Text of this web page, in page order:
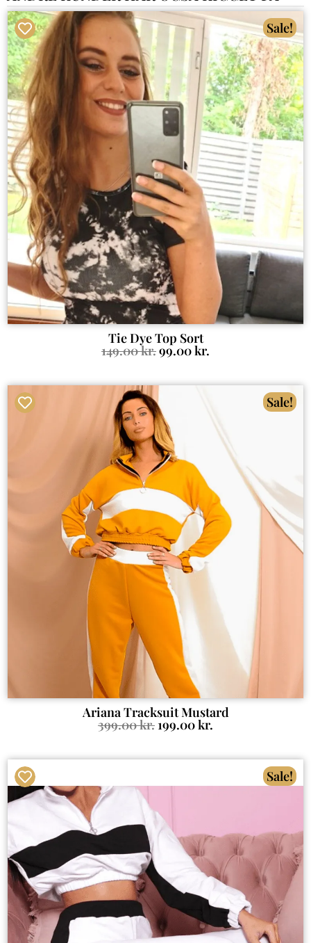
Sale!
Tie Dye Top Sort
149.00kr.99.00kr.
Sale!
Ariana Tracksuit Mustard
399.00kr.199.00kr.
Sale!